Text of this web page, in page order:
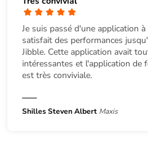
Je suis passé d'une application
satisfait des performances
Jibble. Cette application avait
intéressantes et l'application de
est très conviviale.
Shilles Steven Albert Maxis